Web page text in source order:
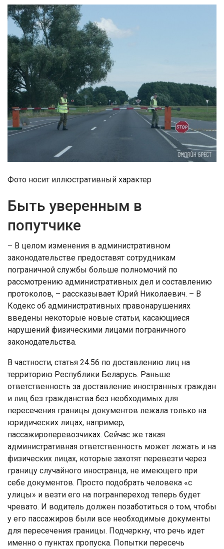
Фото носит иллюстративный характер
Быть уверенным в
попутчике
– В целом изменения в административном
законодательстве предоставят сотрудникам
пограничной службы больше полномочий по
рассмотрению административных дел и составлению
протоколов, – рассказывает Юрий Николаевич. – В
Кодекс об административных правонарушениях
введены некоторые новые статьи, касающиеся
нарушений физическими лицами пограничного
законодательства.
В частности, статья 24.56 по доставлению лиц на
территорию Республики Беларусь. Раньше
ответственность за доставление иностранных граждан
и лиц без гражданства без необходимых для
пересечения границы документов лежала только на
юридических лицах, например,
пассажироперевозчиках. Сейчас же такая
административная ответственность может лежать и на
физических лицах, которые захотят перевезти через
границу случайного иностранца, не имеющего при
себе документов. Просто подобрать человека «с
улицы» и везти его на погранпереход теперь будет
чревато. И водитель должен позаботиться о том, чтобы
у его пассажиров были все необходимые документы
для пересечения границы. Подчеркну, что речь идет
именно о пунктах пропуска. Попытки пересечь